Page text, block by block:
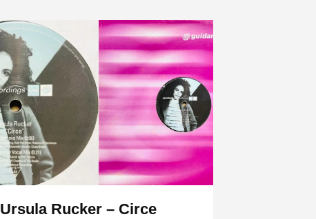
Ursula Rucker – Circe